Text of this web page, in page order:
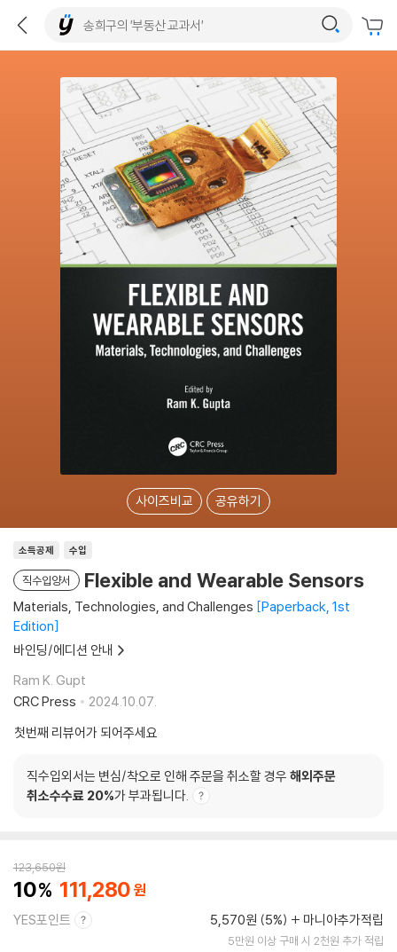
사이즈비교 공유하기
소득공제 수입
직수입양서 Flexible and Wearable Sensors
Materials, Technologies, and Challenges Paperback, 1st
Edition
바인딩/에디션 안내
Ram K. Gupt
CRC Press
2024.10.07.
첫번째 리뷰어가 되어주세요
직수입외서는 변심/착오로 인해 주문을 취소할 경우 해외주문
취소수수료 20%가 부과됩니다.
123,650원
10 111,280
YES포인트 5,570원 (5%) 마니아추가적립
5만원 이상 구매 시 2천원 추가 적립